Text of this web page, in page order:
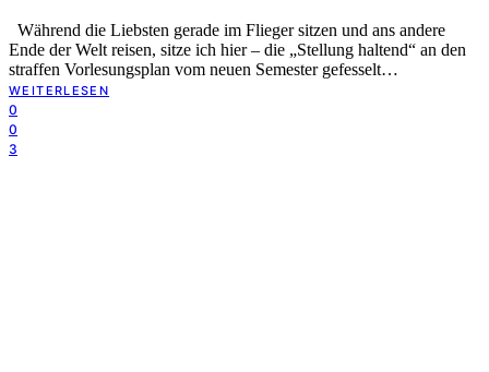
Während die Liebsten gerade im Flieger sitzen und ans andere
Ende der Welt reisen, sitze ich hier – die „Stellung haltend“ an den
straffen Vorlesungsplan vom neuen Semester gefesselt…
WEITERLESEN
0
0
3